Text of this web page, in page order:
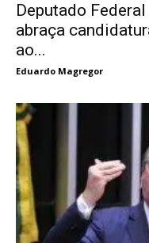
Deputado
abraça
ao...
Eduardo Magregor